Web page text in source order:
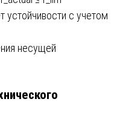
с учетом
несущей